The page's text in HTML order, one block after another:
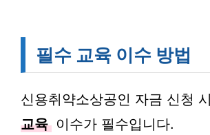
필수 교육 이수 방법
신용취약소상공인 자금 신청 시
교육 이수가 필수입니다.